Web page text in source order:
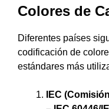
Colores de
Diferentes países
codificación de
estándares más
IEC